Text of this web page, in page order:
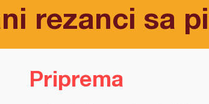
rezanci sa
Priprema